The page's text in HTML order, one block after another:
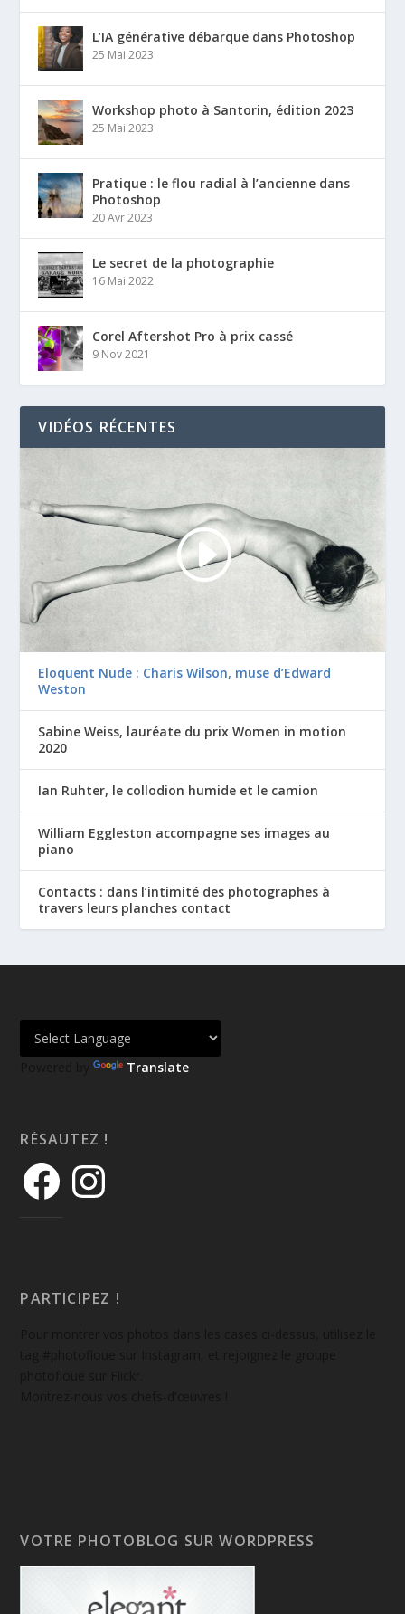
L’IA générative débarque dans Photoshop
25 Mai 2023
Workshop photo à Santorin, édition 2023
25 Mai 2023
Pratique : le flou radial à l’ancienne dans
Photoshop
20 Avr 2023
Le secret de la photographie
16 Mai 2022
Corel Aftershot Pro à prix cassé
9 Nov 2021
VIDÉOS RÉCENTES
Eloquent Nude : Charis Wilson, muse d’Edward
Weston
Sabine Weiss, lauréate du prix Women in motion
2020
Ian Ruhter, le collodion humide et le camion
William Eggleston accompagne ses images au
piano
Contacts : dans l’intimité des photographes à
travers leurs planches contact
Powered by Translate
RÉSAUTEZ !
PARTICIPEZ !
VOTRE PHOTOBLOG SUR WORDPRESS